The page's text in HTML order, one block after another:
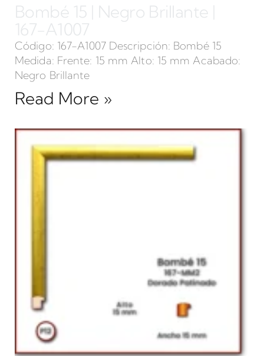
Bombé 15 | Negro Brillante |
167-A1007
Código: 167-A1007 Descripción: Bombé 15
Medida: Frente: 15 mm Alto: 15 mm Acabado:
Negro Brillante
Read More »